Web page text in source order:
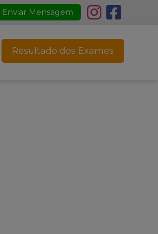
Enviar Mensagem
Resultado dos Exames